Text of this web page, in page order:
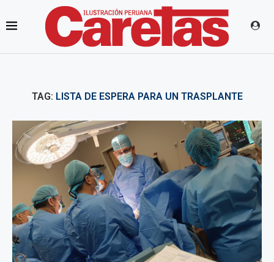
TAG: LISTA DE ESPERA PARA UN TRASPLANTE